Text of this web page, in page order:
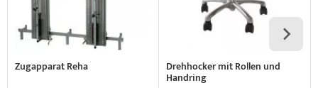
Zugapparat Reha Drehhocker mit Rollen und
Handring